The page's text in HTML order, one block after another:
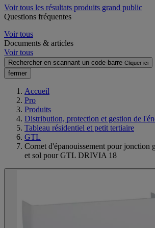
Voir tous les résultats produits grand public
Questions fréquentes
Voir tous
Documents & articles
Voir tous
Rechercher en scannant un code-barre Cliquer ici
fermer
Accueil
Pro
Produits
Distribution, protection et gestion de
Tableau résidentiel et petit tertiaire
GTL
Cornet d'épanouissement pour jonction
et sol pour GTL DRIVIA 18